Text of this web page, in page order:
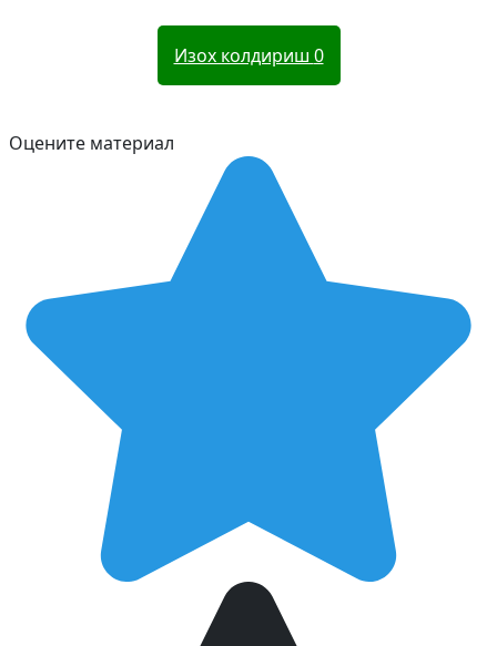
Изох колдириш 0
Оцените материал